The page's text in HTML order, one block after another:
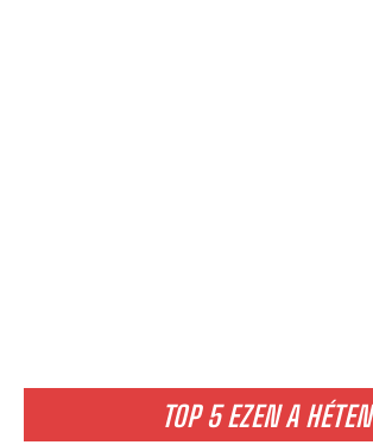
TOP 5 EZEN A HÉTEN